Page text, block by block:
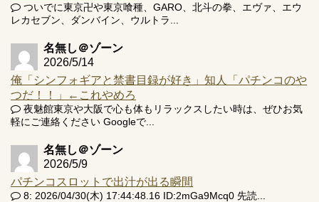
ついでに東京卍や東京喰種、GARO、北斗の拳、エヴァ、エウ
レカセブン、ダンバイン、ウルトラ...
名無し＠ゾーン
2026/5/14
俺「シンフォギアと禁書目録が好き」知人「パチンコのや
つだ！！」←これやめろ
夜魅館東京や大阪で心も体もリラックスしたい時は、ぜひお気
軽にご連絡ください Googleで...
名無し＠ゾーン
2026/5/9
パチンコスロットで出汁が出る瞬間
8: 2026/04/30(木) 17:44:48.16 ID:2mGa9Mcq0 先読...